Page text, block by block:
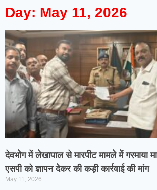
Day: May 11, 2026
देवभोग में लेखापाल से मारपीट मामले में गरमाया
एसपी को ज्ञापन देकर की कड़ी कार्रवाई की मांग
May 11, 2026